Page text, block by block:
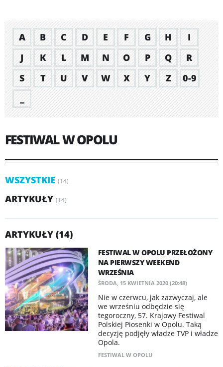
A B C D E F G H
I
J
K L M N O P Q
R
S
T U V W X Y Z
0-9
FESTIWAL W OPOLU
WSZYSTKIE (14)
ARTYKUŁY (14)
ARTYKUŁY (14)
FESTIWAL W OPOLU PRZEŁOŻONY
NA PIERWSZY WEEKEND
WRZEŚNIA
ŚRODA, 15 KWIETNIA 2020 (20:48)
Nie w czerwcu, jak zazwyczaj, ale
we wrześniu odbędzie się
tegoroczny, 57. Krajowy Festiwal
Polskiej Piosenki w Opolu. Taką
decyzję podjęły władze TVP i władze
Opola.
FESTIWAL W OPOLU